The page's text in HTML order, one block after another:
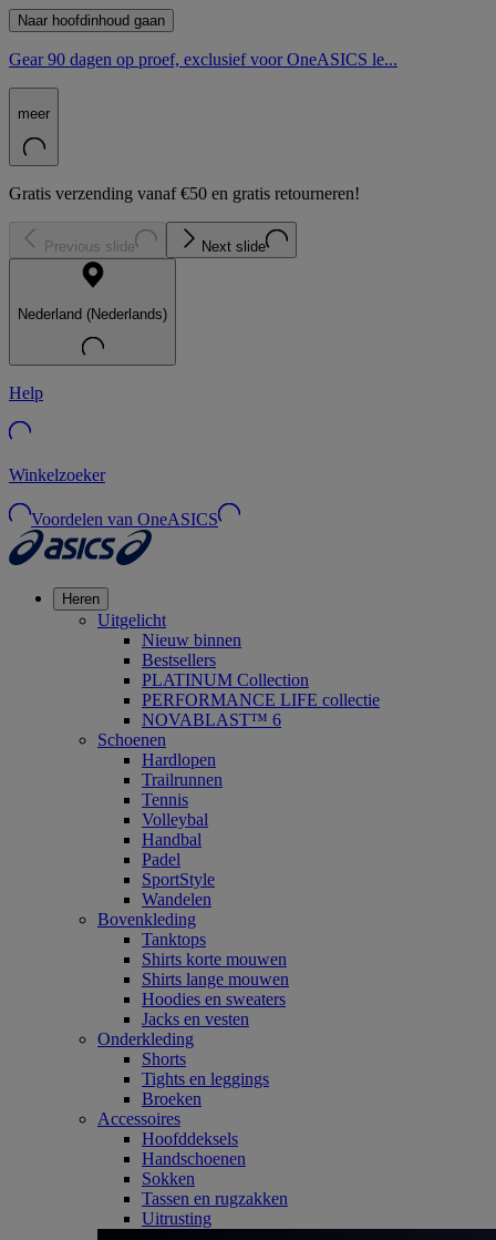
Naar hoofdinhoud gaan
Gear 90 dagen op proef, exclusief voor OneASICS le...
meer
Gratis verzending vanaf €50 en gratis retourneren!
Previous slide Next slide
Nederland (Nederlands)
Help
Winkelzoeker
Voordelen van OneASICS
Heren
Uitgelicht
Nieuw binnen
Bestsellers
PLATINUM Collection
PERFORMANCE LIFE collectie
NOVABLAST™ 6
Schoenen
Hardlopen
Trailrunnen
Tennis
Volleybal
Handbal
Padel
SportStyle
Wandelen
Bovenkleding
Tanktops
Shirts korte mouwen
Shirts lange mouwen
Hoodies en sweaters
Jacks en vesten
Onderkleding
Shorts
Tights en leggings
Broeken
Accessoires
Hoofddeksels
Handschoenen
Sokken
Tassen en rugzakken
Uitrusting